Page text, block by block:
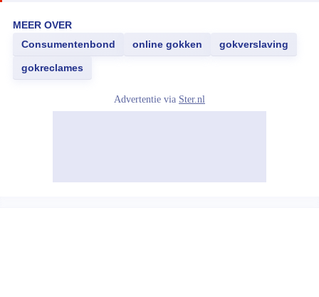
MEER OVER
Consumentenbond
online gokken gokverslaving
gokreclames
Advertentie via Ster.nl